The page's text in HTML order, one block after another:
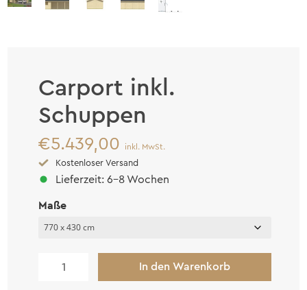
Carport inkl.
Schuppen
€5.439,00 inkl. MwSt.
Kostenloser Versand
Lieferzeit: 6-8 Wochen
Maße
In den Warenkorb